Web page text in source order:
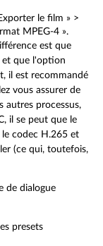
le film » >
MPEG-4 ».
est que
et que l'option
il est recommandé
vous assurer de
autres processus,
il se peut que le
codec H.265 et
(ce qui, toutefois,
de dialogue
presets